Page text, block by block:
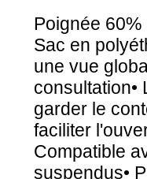
Poignée
Sac en
une vue
consultation•
garder le
faciliter
Compatible
suspendus•